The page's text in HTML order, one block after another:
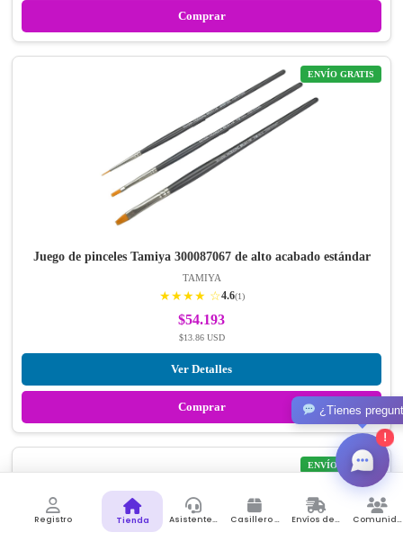
Registro Tienda Asistente de Compras Casillero Virtual Envíos desde Colombia Comunidad
Comprar
ENVÍO GRATIS
Juego de pinceles Tamiya 300087067 de alto acabado estándar
TAMIYA
★★★★ ☆4.6(1)
$54.193
$13.86 USD
Ver Detalles
Comprar
ENVÍO GRATIS
!
¿Tienes